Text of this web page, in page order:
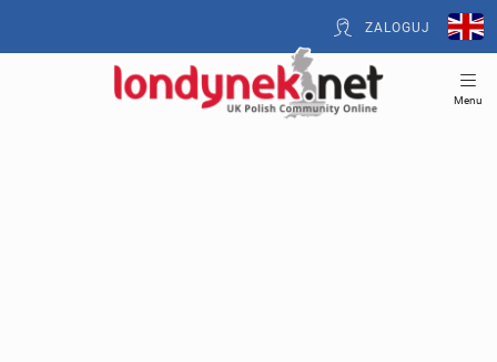
ZALOGUJ
Menu